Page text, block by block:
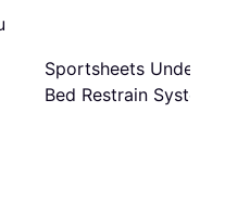
Sportsheets Under
Bed Restrain System